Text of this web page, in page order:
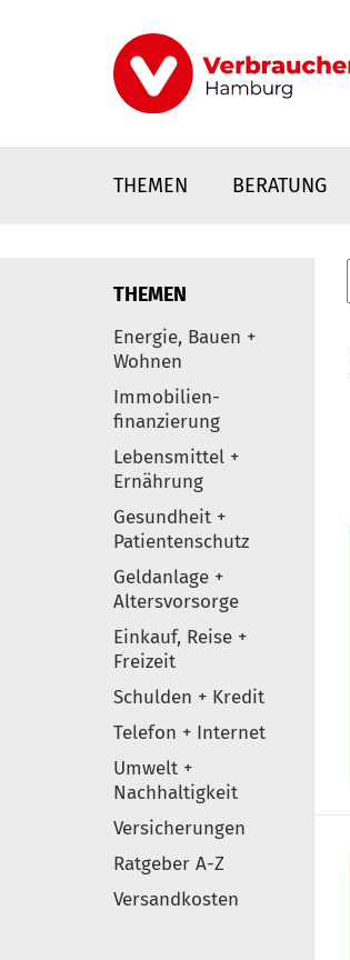
THEMEN BERATUNG
Elemente
THEMEN
Energie, Bauen +
Wohnen
Immobilien-
finanzierung
Lebensmittel +
Ernährung
Gesundheit +
Patientenschutz
Geldanlage +
Altersvorsorge
Einkauf, Reise +
Freizeit
Schulden + Kredit
Telefon + Internet
Umwelt +
Nachhaltigkeit
Versicherungen
Ratgeber A-Z
Versandkosten